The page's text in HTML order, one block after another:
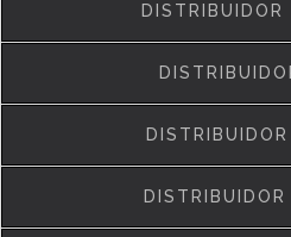
DISTRIBUIDOR
DISTRIBUIDOR
DISTRIBUIDOR